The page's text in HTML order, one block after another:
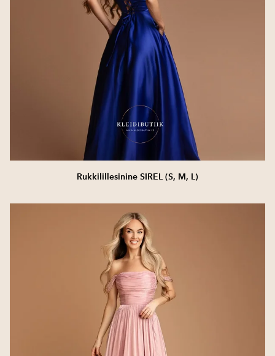
Rukkilillesinine SIREL (S, M, L)